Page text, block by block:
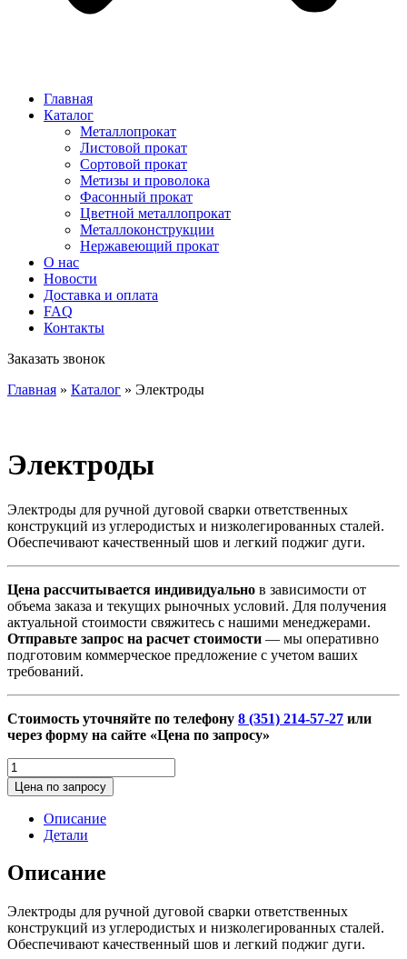
Главная
Каталог
Металлопрокат
Листовой прокат
Сортовой прокат
Метизы и проволока
Фасонный прокат
Цветной металлопрокат
Металлоконструкции
Нержавеющий прокат
О нас
Новости
Доставка и оплата
FAQ
Контакты
Заказать звонок
Главная » Каталог » Электроды
Электроды
Электроды для ручной дуговой сварки ответственных
конструкций из углеродистых и низколегированных сталей.
Обеспечивают качественный шов и легкий поджиг дуги.
Цена рассчитывается индивидуально в зависимости от
объема заказа и текущих рыночных условий. Для получения
актуальной стоимости свяжитесь с нашими менеджерами.
Отправьте запрос на расчет стоимости — мы оперативно
подготовим коммерческое предложение с учетом ваших
требований.
Стоимость уточняйте по телефону 8 (351) 214-57-27 или
через форму на сайте «Цена по запросу»
Количество
товара
Электроды
Цена по запросу
Описание
Детали
Описание
Электроды для ручной дуговой сварки ответственных
конструкций из углеродистых и низколегированных сталей.
Обеспечивают качественный шов и легкий поджиг дуги.